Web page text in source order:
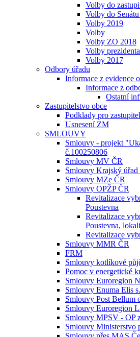
Volby do
Volby do
Volby 2019
Volby
Volby ZO 2018
Volby prezidenta
Volby 2017
Odbory úřadu
Informace z evidence
Informace z
Ostatní
Zastupitelstvo obce
Podklady pro
Usnesení ZM
SMLOUVY
Smlouvy - projekt
č.100250806
Smlouvy MV ČR
Smlouvy Krajský úřad
Smlouvy MZe ČR
Smlouvy OPŽP ČR
Revitalizace
Poustevna
Revitalizace
Poustevna,
Revitalizace
Smlouvy MMR ČR
FRM
Smlouvy kotlíkové
Pomoc v energetické
Smlouvy Euroregion
Smlouvy Enuma Elis
Smlouvy Post Bellum
Smlouvy Euroregion
Smlouvy MPSV - OP
Smlouvy Ministerstvo